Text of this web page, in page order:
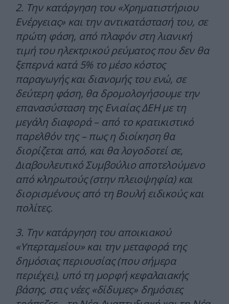
2. Την κατάργηση του «Χρηματιστήριου
Ενέργειας» και την αντικατάστασή του, σε
πρώτη φάση, από πλαφόν στη λιανική
τιμή του ηλεκτρικού ρεύματος που δεν θα
ξεπερνά κατά 5% το μέσο κόστος
παραγωγής και διανομής του ενώ, σε
δεύτερη φάση, θα δρομολογήσουμε την
επανασύσταση της Ενιαίας ΔΕΗ με τη
μεγάλη διαφορά – από το κρατικιστικό
παρελθόν της – πως η διοίκηση θα
διορίζεται από, και θα λογοδοτεί σε,
Διαβουλευτικό Συμβούλιο αποτελούμενο
από κληρωτούς (στην πλειοψηφία) και
διορισμένους από τη Βουλή ειδικούς και
πολίτες.
3. Την κατάργηση του αποικιακού
«Υπερταμείου» και την μεταφορά της
δημόσιας περιουσίας (που σήμερα
περιέχει), υπό τη μορφή κεφαλαιακής
βάσης, στις νέες «δίδυμες» δημόσιες